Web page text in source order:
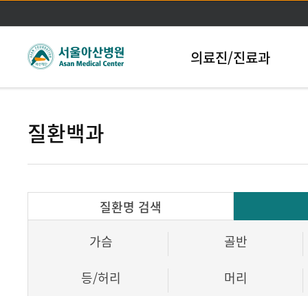
본문바로가기
의료진/진료과
질환백과
질환명 검색
가슴
골반
등/허리
머리